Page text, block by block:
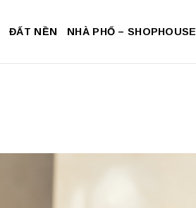
ĐẤT NỀN NHÀ PHỐ – SHOPHOUSE